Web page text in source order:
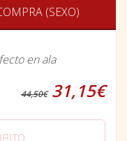
(SEXO)
en ala
44,50€31,15€